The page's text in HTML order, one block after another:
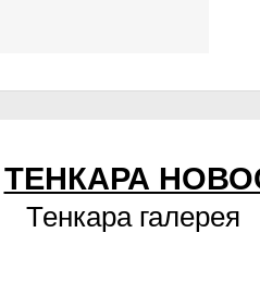
ТЕНКАРА
Тенкара галерея